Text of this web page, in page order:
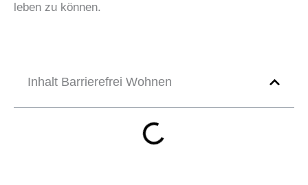
leben zu können.
Inhalt Barrierefrei Wohnen